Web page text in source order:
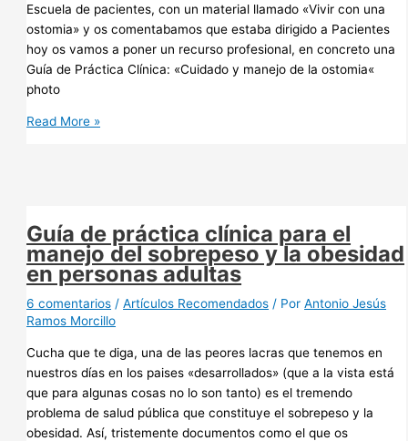
Escuela de pacientes, con un material llamado «Vivir con una
ostomia» y os comentabamos que estaba dirigido a Pacientes
hoy os vamos a poner un recurso profesional, en concreto una
Guía de Práctica Clínica: «Cuidado y manejo de la ostomia«
photo
Cuidado
ostomia
Read More »
Guía de práctica clínica para el
manejo del sobrepeso y la obesidad
en personas adultas
6 comentarios /Artículos Recomendados / PorAntonio Jesús
Ramos Morcillo
Cucha que te diga, una de las peores lacras que tenemos en
nuestros días en los paises «desarrollados» (que a la vista está
que para algunas cosas no lo son tanto) es el tremendo
problema de salud pública que constituye el sobrepeso y la
obesidad. Así, tristemente documentos como el que os